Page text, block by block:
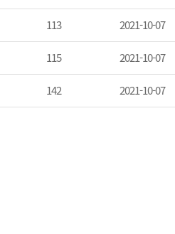
113 2021-10-07
115 2021-10-07
142 2021-10-07